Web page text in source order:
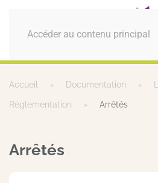
Accéder au contenu principal
MENU
Accueil Documentation
Réglementation Arrêtés
Arrêtés